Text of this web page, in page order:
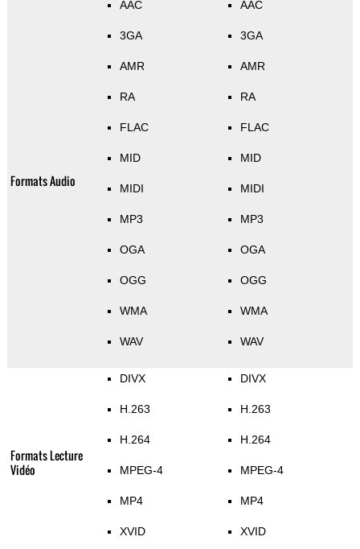
Formats Audio
AAC
3GA
AMR
RA
FLAC
MID
MIDI
MP3
OGA
OGG
WMA
WAV
AAC
3GA
AMR
RA
FLAC
MID
MIDI
MP3
OGA
OGG
WMA
WAV
Formats Lecture
Vidéo
DIVX
H.263
H.264
MPEG-4
MP4
XVID
DIVX
H.263
H.264
MPEG-4
MP4
XVID